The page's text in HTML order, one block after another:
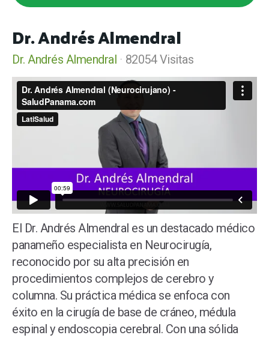
Dr. Andrés Almendral
Dr. Andrés Almendral 82054 Visitas
El Dr. Andrés Almendral es un destacado médico
panameño especialista en Neurocirugía,
reconocido por su alta precisión en
procedimientos complejos de cerebro y
columna. Su práctica médica se enfoca con
éxito en la cirugía de base de cráneo, médula
espinal y endoscopia cerebral. Con una sólida